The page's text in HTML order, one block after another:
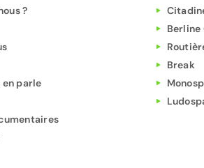
?
en parle
Berline
Break